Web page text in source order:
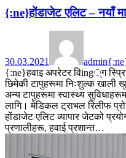
{:ne}होंडाजेट एलिट – नयाँ
30.03.2021 admin
{:ne}हवाइ अपरेटर विing्ग
छिमेकी टापुहरूमा निःशुल्क खाली
अन्य टापुहरूमा स्वास्थ्य
लागि। मेडिकल ट्राभल रिलीफ
होंडाजेट एलिट व्यापार जेटको
प्रणालीहरू, हवाई प्रशान्त…